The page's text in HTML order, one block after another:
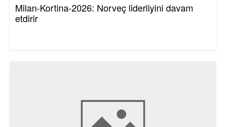
Milan-Kortina-2026: Norveç liderliyini davam
etdirir